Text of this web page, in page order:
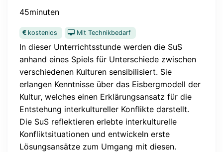
45minuten
kostenlos Mit Technikbedarf
In dieser Unterrichtsstunde werden die SuS
anhand eines Spiels für Unterschiede zwischen
verschiedenen Kulturen sensibilisiert. Sie
erlangen Kenntnisse über das Eisbergmodell der
Kultur, welches einen Erklärungsansatz für die
Entstehung interkultureller Konflikte darstellt.
Die SuS reflektieren erlebte interkulturelle
Konfliktsituationen und entwickeln erste
Lösungsansätze zum Umgang mit diesen.